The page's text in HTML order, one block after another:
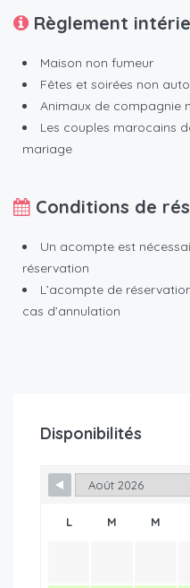
Règlement
Maison non fumeur
Fêtes et soirées non
Animaux de compagnie
Les couples marocains
mariage
Conditions de
Un acompte est
réservation
L’acompte de
cas d’annulation
Disponibilités
L M M